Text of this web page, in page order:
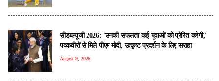
सीडब्ल्यूजी 2026: 'उनकी सफलता कई युवाओं को प्रेरित करेगी,'
पदकवीरों से मिले पीएम मोदी, उत्कृष्ट प्रदर्शन के लिए सराहा
August 9, 2026